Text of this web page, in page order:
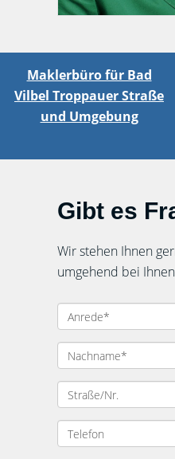
Maklerbüro für Bad
Vilbel Troppauer Straße
und Umgebung
Gibt es
Wir stehen Ihnen
umgehend bei